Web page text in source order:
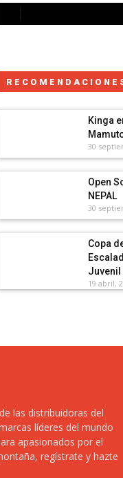
Kinga
30
Open
NEPAL
30
Copa
Juvenil
19 abril,
las distribuidoras del
líderes del mundo
apasionados por el
regístrate y hazte